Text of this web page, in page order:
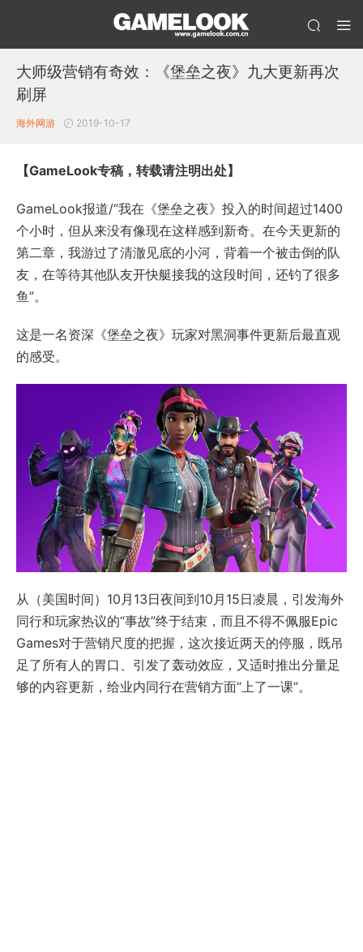
大师级营销有奇效：《堡垒之夜》九大更新再次
刷屏
海外网游 2019-10-17
【GameLook专稿，转载请注明出处】
GameLook报道/“我在《堡垒之夜》投入的时间超过1400
个小时，但从来没有像现在这样感到新奇。在今天更新的
第二章，我游过了清澈见底的小河，背着一个被击倒的队
友，在等待其他队友开快艇接我的这段时间，还钓了很多
鱼”。
这是一名资深《堡垒之夜》玩家对黑洞事件更新后最直观
的感受。
从（美国时间）10月13日夜间到10月15日凌晨，引发海外
同行和玩家热议的“事故”终于结束，而且不得不佩服Epic
Games对于营销尺度的把握，这次接近两天的停服，既吊
足了所有人的胃口、引发了轰动效应，又适时推出分量足
够的内容更新，给业内同行在营销方面“上了一课”。